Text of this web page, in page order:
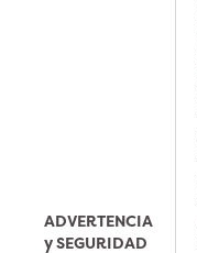
ADVERTENCIA
y SEGURIDAD